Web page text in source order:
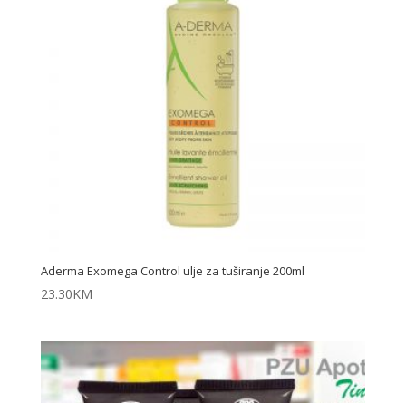
Aderma Exomega Control ulje za tuširanje 200ml
23.30KM